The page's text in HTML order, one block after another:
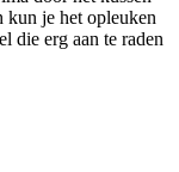
kun je het opleuken
die erg aan te raden